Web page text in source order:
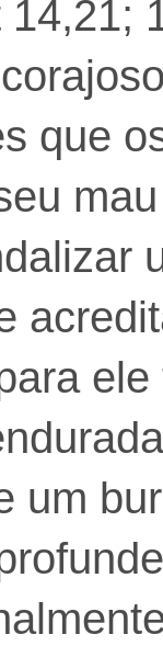
que
um